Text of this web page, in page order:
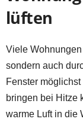
lüften
Viele
sondern auch
Fenster
bringen bei Hitze
warme Luft in die